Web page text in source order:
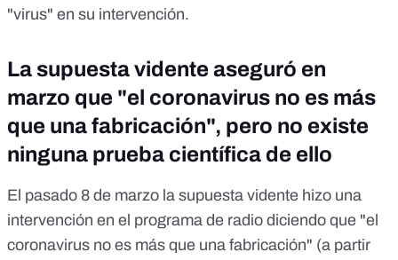
"virus" en su intervención.
La supuesta vidente aseguró en
marzo que "el coronavirus no es más
que una fabricación", pero no existe
ninguna prueba científica de ello
El pasado 8 de marzo la supuesta vidente hizo una
intervención en el programa de radio diciendo que "el
coronavirus no es más que una fabricación" (a partir